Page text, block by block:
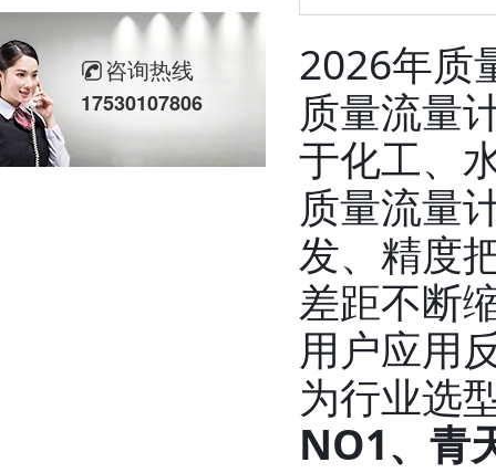
2026年质
质量流量
于化工、
质量流量
发、精度
差距不断
用户应用
为行业选
NO1、青
咨询热线
17530107806